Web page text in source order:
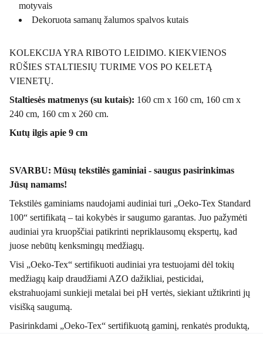
motyvais
Dekoruota samanų žalumos spalvos kutais
KOLEKCIJA YRA RIBOTO LEIDIMO. KIEKVIENOS
RŪŠIES STALTIESIŲ TURIME VOS PO KELETĄ
VIENETŲ.
Staltiesės matmenys (su kutais): 160 cm x 160 cm, 160 cm x
240 cm, 160 cm x 260 cm.
Kutų ilgis apie 9 cm
SVARBU: Mūsų tekstilės gaminiai - saugus pasirinkimas
Jūsų namams!
Tekstilės gaminiams naudojami audiniai turi „Oeko-Tex Standard
100“ sertifikatą – tai kokybės ir saugumo garantas. Juo pažymėti
audiniai yra kruopščiai patikrinti nepriklausomų ekspertų, kad
juose nebūtų kenksmingų medžiagų.
Visi „Oeko-Tex“ sertifikuoti audiniai yra testuojami dėl tokių
medžiagų kaip draudžiami AZO dažikliai, pesticidai,
ekstrahuojami sunkieji metalai bei pH vertės, siekiant užtikrinti jų
visišką saugumą.
Pasirinkdami „Oeko-Tex“ sertifikuotą gaminį, renkatės produktą,